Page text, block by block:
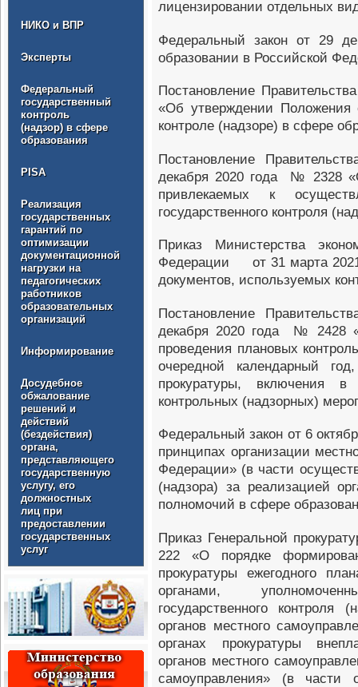
НИКО и ВПР
Эксперты
Федеральный
государственный
контроль
(надзор) в сфере
образования
PISA
Реализация
государственных
гарантий по
оптимизации
документационной
нагрузки на
педагогических
работников
образовательных
организаций
Информирование
Досудебное
обжалование
решений и
действий
(бездействия)
органа,
представляющего
государственную
услугу, его
должностных
лиц при
предоставлении
государственных
услуг
лицензировании отдельных
Федеральный закон от 29
образовании в Российской
Постановление
«Об утверждении Положения
контроле (надзоре) в сфере
Постановление
декабря 2020 года № 2328
привлекаемых к
государственного контроля
Приказ Министерства
Федерации от 31 марта
документов, используемых
Постановление
декабря 2020 года № 2428
проведения плановых
очередной календарный
прокуратуры, включения
контрольных (надзорных)
Федеральный закон от 6
принципах организации
Федерации» (в части
(надзора) за реализацией
полномочий в сфере
Приказ Генеральной
222 «О порядке
прокуратуры ежегодного
органами,
государственного контроля
органов местного
органах прокуратуры
органов местного
самоуправления» (в части